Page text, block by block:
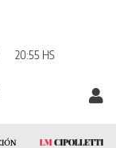
20:55 HS